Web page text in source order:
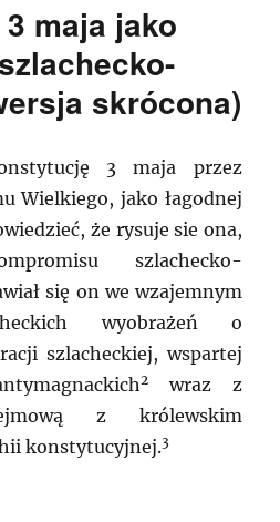
maja jako
skrócona)
3 maja przez
Wielkiego, jako łagodnej
że rysuje sie ona,
szlachecko-
się on we wzajemnym
wyobrażeń o
szlacheckiej, wspartej
2wraz z
z królewskim
konstytucyjnej.3